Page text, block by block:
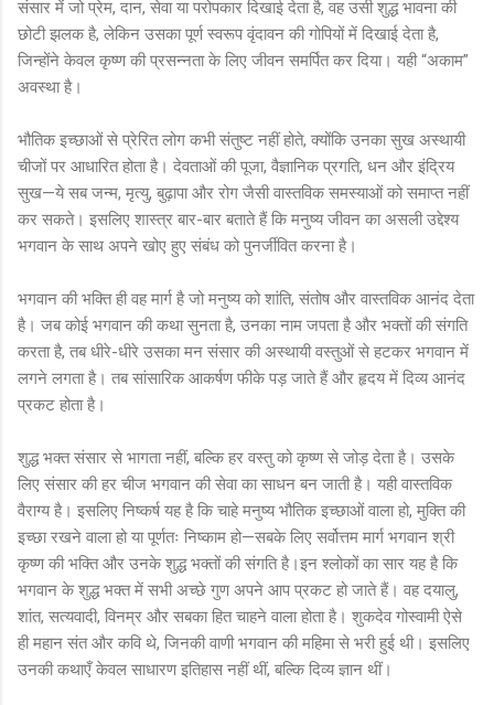
संसार में जो प्रेम, दान, सेवा या परोपकार दिखाई देता है, वह उसी शुद्ध भावना की
छोटी झलक है, लेकिन उसका पूर्ण स्वरूप वृंदावन की गोपियों में दिखाई देता है,
जिन्होंने केवल कृष्ण की प्रसन्नता के लिए जीवन समर्पित कर दिया। यही “अकाम”
अवस्था है।
भौतिक इच्छाओं से प्रेरित लोग कभी संतुष्ट नहीं होते, क्योंकि उनका सुख अस्थायी
चीजों पर आधारित होता है। देवताओं की पूजा, वैज्ञानिक प्रगति, धन और इंद्रिय
सुख—ये सब जन्म, मृत्यु, बुढ़ापा और रोग जैसी वास्तविक समस्याओं को समाप्त नहीं
कर सकते। इसलिए शास्त्र बार-बार बताते हैं कि मनुष्य जीवन का असली उद्देश्य
भगवान के साथ अपने खोए हुए संबंध को पुनर्जीवित करना है।
भगवान की भक्ति ही वह मार्ग है जो मनुष्य को शांति, संतोष और वास्तविक आनंद देता
है। जब कोई भगवान की कथा सुनता है, उनका नाम जपता है और भक्तों की संगति
करता है, तब धीरे-धीरे उसका मन संसार की अस्थायी वस्तुओं से हटकर भगवान में
लगने लगता है। तब सांसारिक आकर्षण फीके पड़ जाते हैं और हृदय में दिव्य आनंद
प्रकट होता है।
शुद्ध भक्त संसार से भागता नहीं, बल्कि हर वस्तु को कृष्ण से जोड़ देता है। उसके
लिए संसार की हर चीज भगवान की सेवा का साधन बन जाती है। यही वास्तविक
वैराग्य है। इसलिए निष्कर्ष यह है कि चाहे मनुष्य भौतिक इच्छाओं वाला हो, मुक्ति की
इच्छा रखने वाला हो या पूर्णतः निष्काम हो—सबके लिए सर्वोत्तम मार्ग भगवान श्री
कृष्ण की भक्ति और उनके शुद्ध भक्तों की संगति है।इन श्लोकों का सार यह है कि
भगवान के शुद्ध भक्त में सभी अच्छे गुण अपने आप प्रकट हो जाते हैं। वह दयालु,
शांत, सत्यवादी, विनम्र और सबका हित चाहने वाला होता है। शुकदेव गोस्वामी ऐसे
ही महान संत और कवि थे, जिनकी वाणी भगवान की महिमा से भरी हुई थी। इसलिए
उनकी कथाएँ केवल साधारण इतिहास नहीं थीं, बल्कि दिव्य ज्ञान थीं।